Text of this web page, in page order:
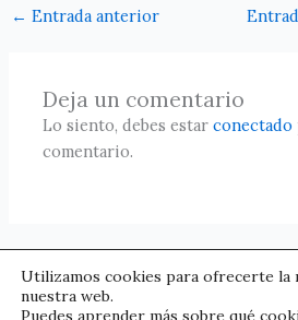
← Entrada anterior
Deja un comentario
Lo siento, debes estarconectado
comentario.
Utilizamos cookies para ofrecerte la
nuestra web.
Puedes aprender más sobre qué